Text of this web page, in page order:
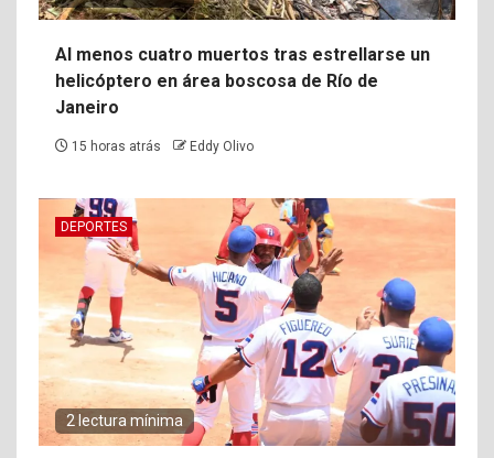
Al menos cuatro muertos tras estrellarse un
helicóptero en área boscosa de Río de
Janeiro
15 horas atrás Eddy Olivo
DEPORTES
2 lectura mínima